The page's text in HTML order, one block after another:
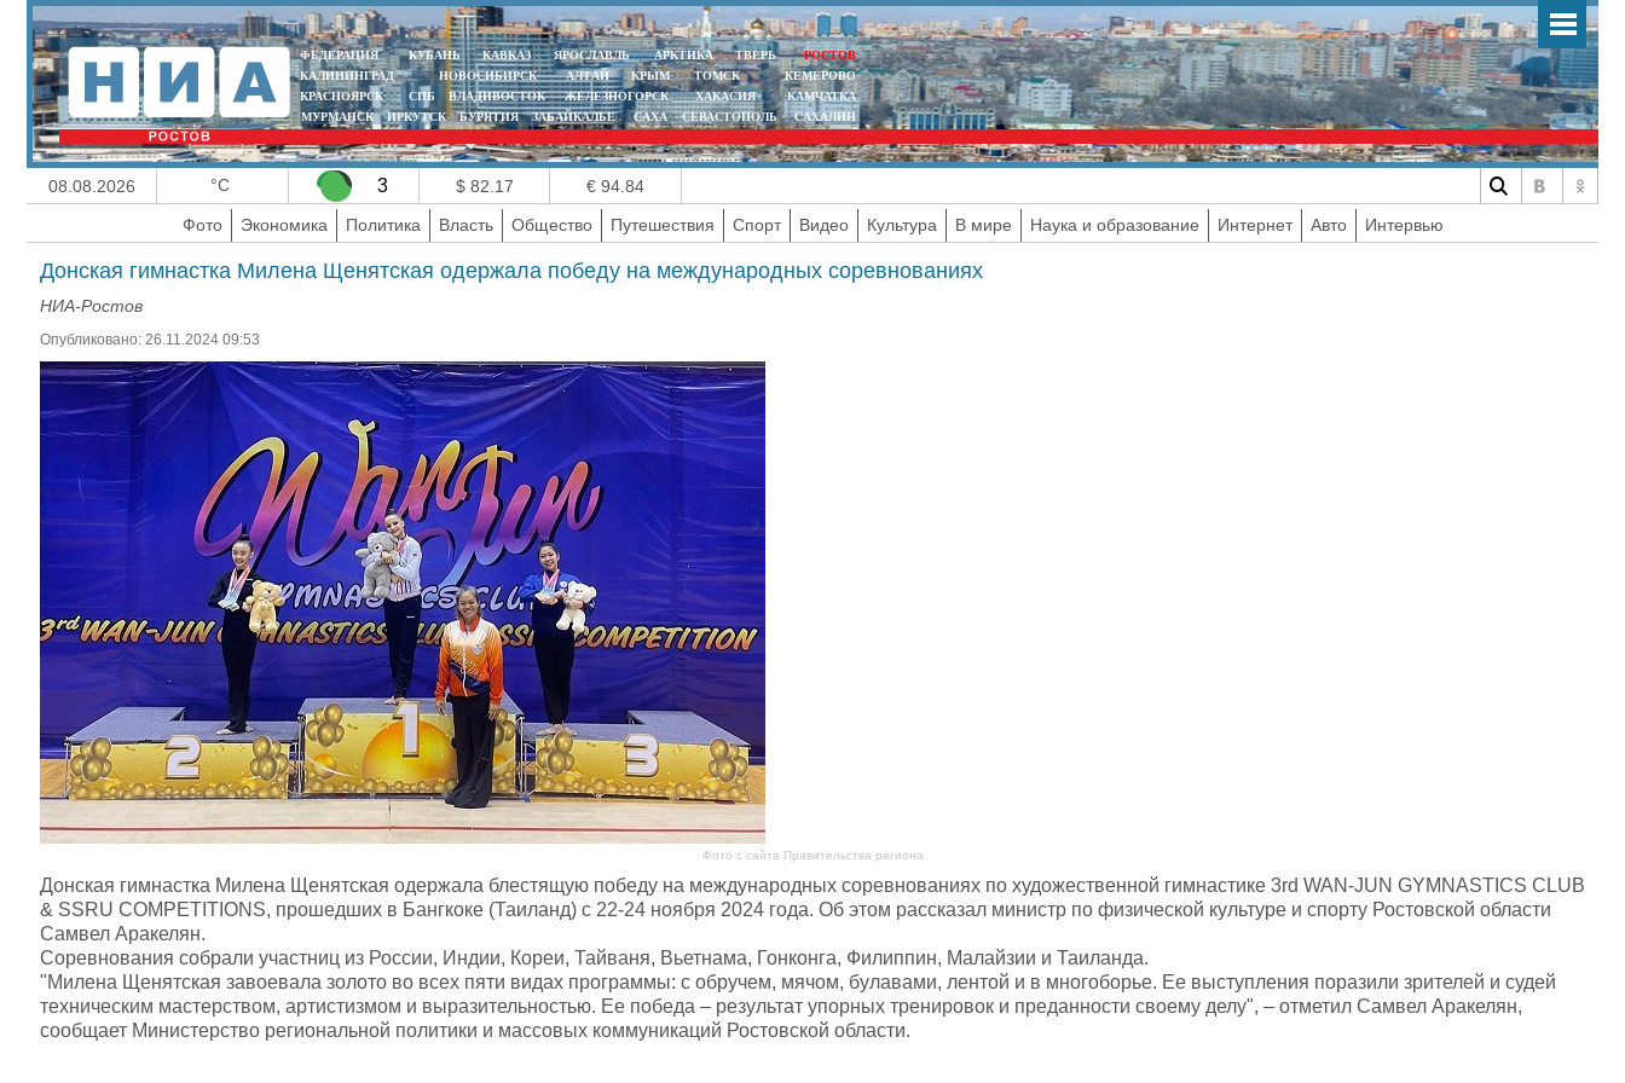
ФЕДЕРАЦИЯ КУБАНЬ КАВКАЗ ЯРОСЛАВЛЬ АРКТИКА ТВЕРЬ
РОСТОВ
КАЛИНИНГРАД
НОВОСИБИРСК АЛТАЙ КРЫМ ТОМСК
КЕМЕРОВО
КРАСНОЯРСК
СПБ ВЛАДИВОСТОК ЖЕЛЕЗНОГОРСК ХАКАСИЯ
КАМЧАТКА
МУРМАНСК
ИРКУТСК БУРЯТИЯ ЗАБАЙКАЛЬЕ САХА СЕВАСТОПОЛЬ САХАЛИН
08.08.2026 °C 3 $ 82.17
€ 94.84
Фото
Экономика Политика Власть Общество Путешествия Спорт Видео Культура В мире Наука и образование Интернет Авто Интервью
Донская гимнастка Милена Щенятская одержала победу на международных соревнованиях
НИА-Ростов
Опубликовано: 26.11.2024 09:53
Фото с сайта Правительства региона
Донская гимнастка Милена Щенятская одержала блестящую победу на международных соревнованиях по художественной гимнастике 3rd WAN-JUN GYMNASTICS CLUB
& SSRU COMPETITIONS, прошедших в Бангкоке (Таиланд) с 22-24 ноября 2024 года. Об этом рассказал министр по физической культуре и спорту Ростовской области
Самвел Аракелян.
Соревнования собрали участниц из России, Индии, Кореи, Тайваня, Вьетнама, Гонконга, Филиппин, Малайзии и Таиланда.
"Милена Щенятская завоевала золото во всех пяти видах программы: с обручем, мячом, булавами, лентой и в многоборье. Ее выступления поразили зрителей и судей
техническим мастерством, артистизмом и выразительностью. Ее победа – результат упорных тренировок и преданности своему делу", – отметил Самвел Аракелян,
сообщает Министерство региональной политики и массовых коммуникаций Ростовской области.